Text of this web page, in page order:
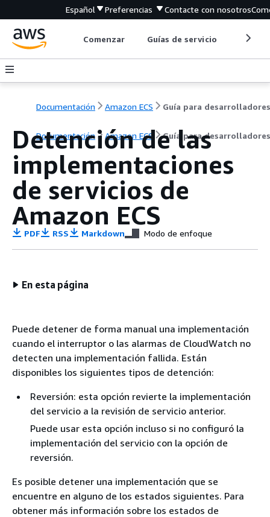
Español Preferencias Contacte con nosotros
Comenzar Guías de servicio
Documentación Amazon ECS Guía para desarrolladores
Documentación Amazon ECS Guía para desarrolladores
Detención de las
implementaciones
de servicios de
Amazon ECS
PDF RSS Markdown Modo de enfoque
En esta página
Puede detener de forma manual una implementación
cuando el interruptor o las alarmas de CloudWatch no
detecten una implementación fallida. Están
disponibles los siguientes tipos de detención:
Reversión: esta opción revierte la implementación
del servicio a la revisión de servicio anterior.
Puede usar esta opción incluso si no configuró la
implementación del servicio con la opción de
reversión.
Es posible detener una implementación que se
encuentre en alguno de los estados siguientes. Para
obtener más información sobre los estados de